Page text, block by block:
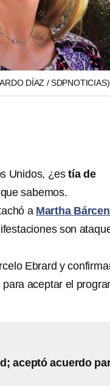
DÍAZ / SDPNOTICIAS)
Unidos, ¿es tía de
sabemos.
a Martha
son
Ebrard y
aceptar el
aceptó acuerdo